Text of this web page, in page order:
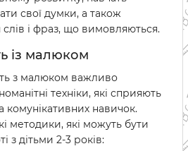
свої думки, а також
і фраз, що вимовляються.
із малюком
з малюком важливо
техніки, які сприяють
комунікативних навичок.
методики, які можуть бути
з дітьми 2-3 років: